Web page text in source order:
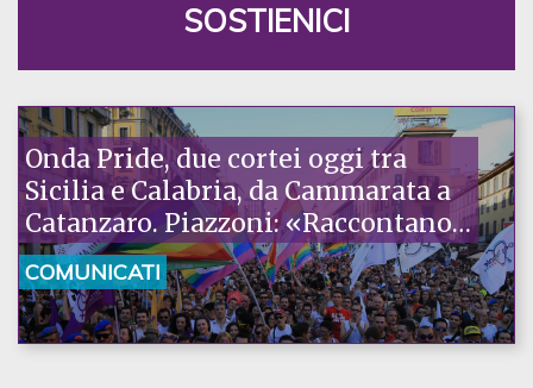
SOSTIENICI
Onda Pride, due cortei oggi tra
Sicilia e Calabria, da Cammarata a
Catanzaro. Piazzoni: «Raccontano
la nostra ostinazione»
COMUNICATI